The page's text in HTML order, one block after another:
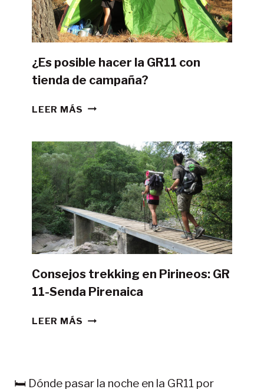
¿Es posible hacer la GR11 con
tienda de campaña?
LEER MÁS ¿ES
LA
GR11
CON
TIENDA
DE
CAMPAÑA?
Consejos trekking en Pirineos: GR
11-Senda Pirenaica
LEER MÁS CONSEJOS
🛏️ Dónde pasar la noche en la GR11 por